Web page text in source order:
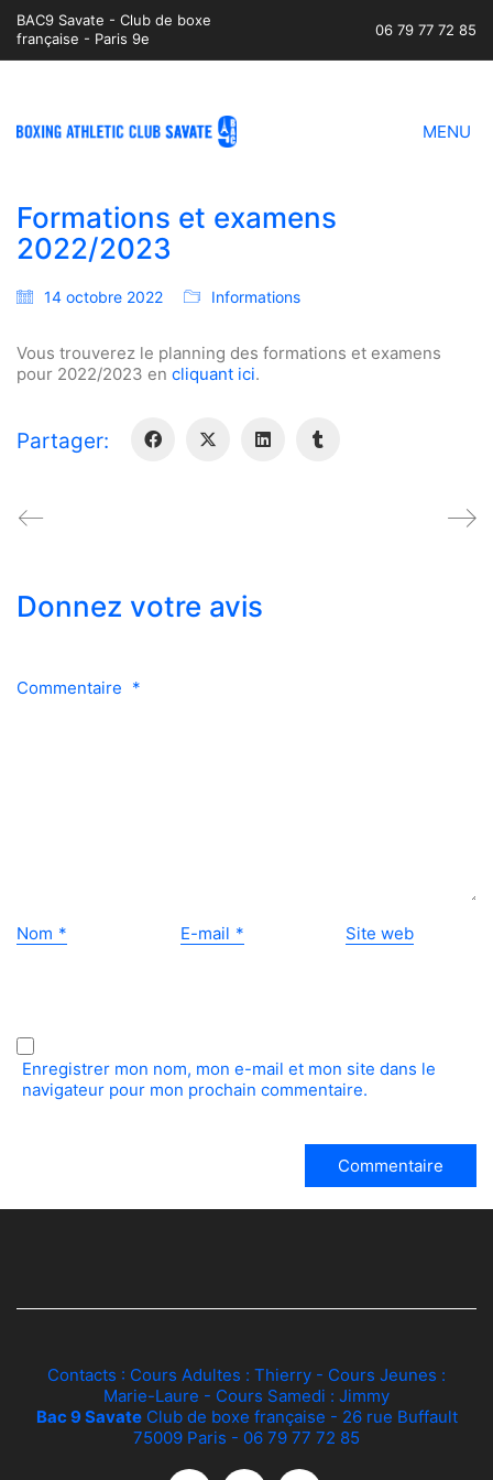
BAC9 Savate - Club de boxe
française - Paris 9e
06 79 77 72 85
MENU
Formations et examens
2022/2023
14 octobre 2022 Informations
Vous trouverez le planning des formations et examens
pour 2022/2023 en cliquant ici.
Partager:
Donnez votre avis
Commentaire *
Nom * E-mail * Site web
Enregistrer mon nom, mon e-mail et mon site dans le
navigateur pour mon prochain commentaire.
Contacts : Cours Adultes : Thierry - Cours Jeunes :
Marie-Laure - Cours Samedi : Jimmy
Bac 9 SavateClub de boxe française - 26 rue Buffault
75009 Paris - 06 79 77 72 85